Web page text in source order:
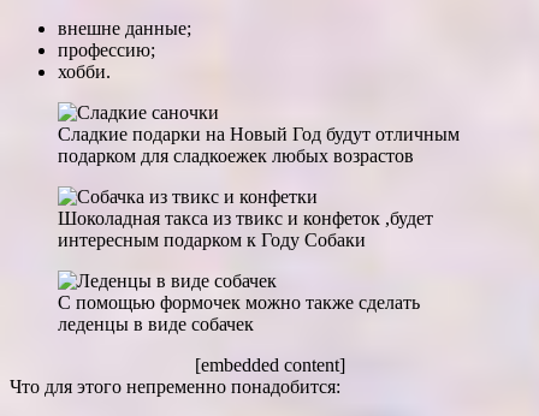
внешне данные;
профессию;
хобби.
Сладкие подарки на Новый Год будут отличным
подарком для сладкоежек любых возрастов
Шоколадная такса из твикс и конфеток ,будет
интересным подарком к Году Собаки
С помощью формочек можно также сделать
леденцы в виде собачек
[embedded content]
Что для этого непременно понадобится: